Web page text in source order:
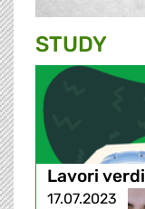
STUDY
Lavori verdi
17.07.2023